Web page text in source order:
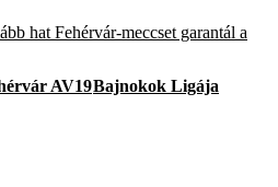
hat Fehérvár-meccset garantál a
AV19Bajnokok Ligája